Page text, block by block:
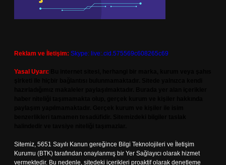
Reklam ve İletişim: Skype: live:.cid.575569c608265c69
Yasal Uyarı:
Sitemiz, 5651 Sayılı Kanun gereğince Bilgi Teknolojileri ve İletişim
Kurumu (BTK) tarafından onaylanmış bir Yer Sağlayıcı olarak hizmet
vermektedir. Bu nedenle, sitedeki içerikleri proaktif olarak denetleme